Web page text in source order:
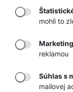
mohli to
reklamou
Súhlas s
mailovej
TOVARU
VÁM